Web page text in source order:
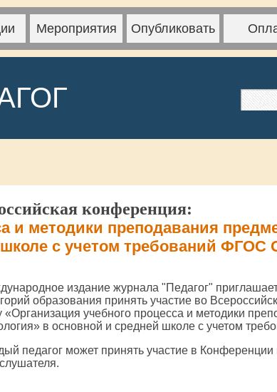
Мероприятия Опубликовать
конференция:
и методики преподавания
с учетом требований ФГОС
издание журнала "Педагог"
образования принять участие во
«Организация учебного процесса и методики
в основной и средней школе с учетом
педагог может принять участие в Конференции